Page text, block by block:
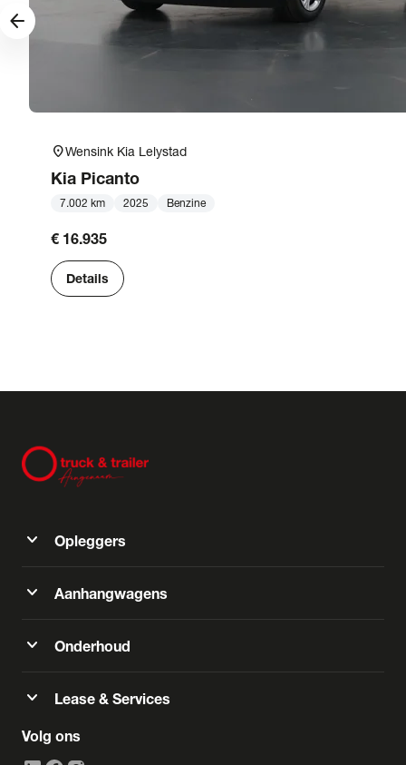
location_onWensink Kia Lelystad
Kia Picanto
7.002 km 2025 Benzine
€ 16.935
Details
arrow_forward
expand_more Opleggers
expand_more Aanhangwagens
expand_more Onderhoud
expand_more Lease & Services
Volg ons